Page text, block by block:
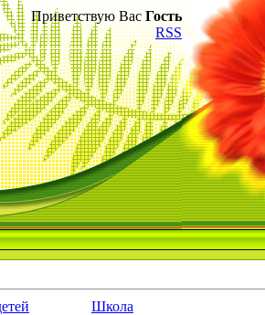
Приветствую Вас Гость
RSS
Школа